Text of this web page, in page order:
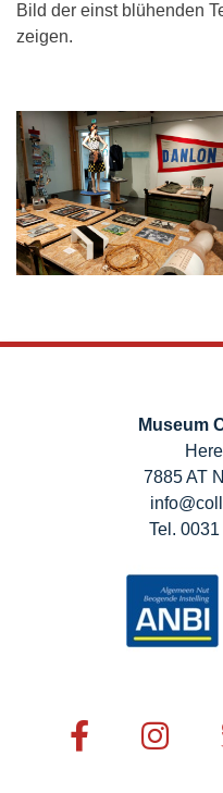
Bild der einst blühenden
zeigen.
Museum
7885 AT
Tel.